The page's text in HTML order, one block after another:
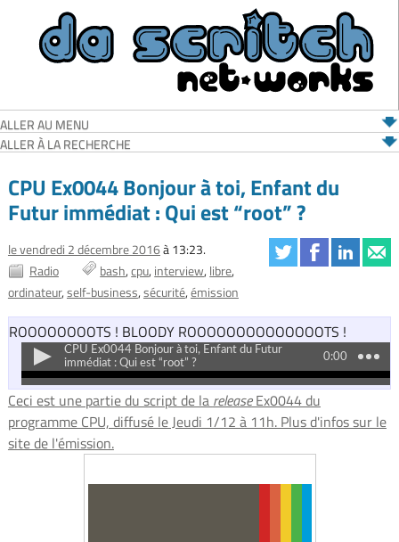
ALLER AU MENU
ALLER À LA RECHERCHE
CPU Ex0044 Bonjour à toi, Enfant du
Futur immédiat : Qui est “root” ?
le vendredi 2 décembre 2016à 13:23.
Radio
bash cpu interview libre
ordinateur self-business sécurité émission
ROOOOOOOOTS ! BLOODY ROOOOOOOOOOOOOOTS !
Ceci est une partie du script de la releaseEx0044 du
programme CPU, diffusé le Jeudi 1/12 à 11h. Plus d'infos sur le
site de l'émission.